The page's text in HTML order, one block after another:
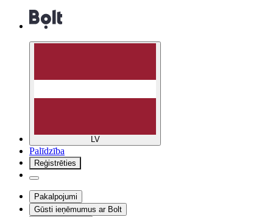
LV
Palīdzība
Reģistrēties
Pakalpojumi
Gūsti ieņēmumus ar Bolt